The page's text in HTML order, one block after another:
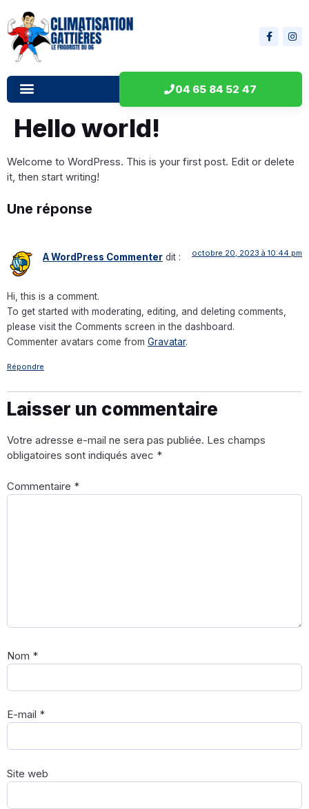
04 65 84 52 47
Hello world!
Welcome to WordPress. This is your first post. Edit or delete
it, then start writing!
Une réponse
A WordPress Commenter dit : octobre 20, 2023 à 10:44 pm
Hi, this is a comment.
To get started with moderating, editing, and deleting comments,
please visit the Comments screen in the dashboard.
Commenter avatars come from Gravatar.
Répondre
Laisser un commentaire
Votre adresse e-mail ne sera pas publiée. Les champs
obligatoires sont indiqués avec *
Commentaire *
Nom *
E-mail *
Site web